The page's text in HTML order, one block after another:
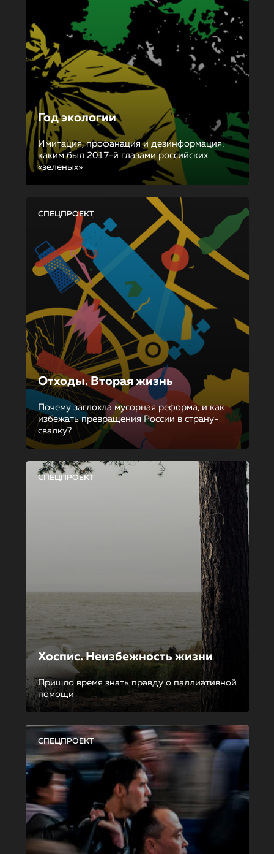
Год экологии
Имитация, профанация и дезинформация:
каким был 2017-й глазами российских
«зеленых»
СПЕЦПРОЕКТ
Отходы. Вторая жизнь
Почему заглохла мусорная реформа, и как
избежать превращения России в страну-
свалку?
СПЕЦПРОЕКТ
Хоспис. Неизбежность жизни
Пришло время знать правду о паллиативной
помощи
СПЕЦПРОЕКТ